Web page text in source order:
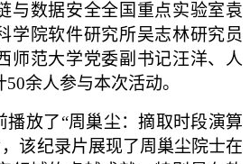
与数据安全全国重点实验室袁
学院软件研究所吴志林研究员
师范大学党委副书记汪洋、人
50余人参与本次活动。
播放了“周巢尘：摘取时段演算
，该纪录片展现了周巢尘院士在